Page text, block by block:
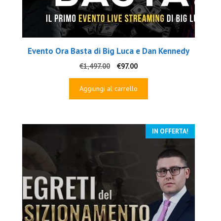
Evento Ora Basta di Big Luca e Dan Kennedy
€1,497.00
Il
prezzo
originale
€97.00Il
prezzo
Aggiungi al carrello
IN OFFERTA!